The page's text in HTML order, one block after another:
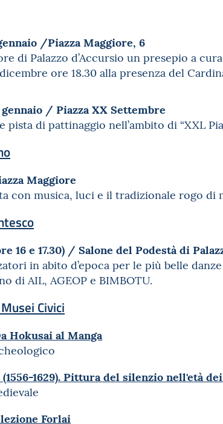
/Piazza Maggiore, 6
di Palazzo d’Accursio un presepio a
ore 18.30 alla presenza del
/ Piazza XX Settembre
pista di pattinaggio nell’ambito di “XXL
Maggiore
con musica, luci e il tradizionale rogo di
16 e 17.30) / Salone del Podestà di
in abito d’epoca per le più belle
di AIL, AGEOP e BIMBOTU.
Civici
Hokusai al Manga
1629). Pittura del silenzio nell'età
Forlai